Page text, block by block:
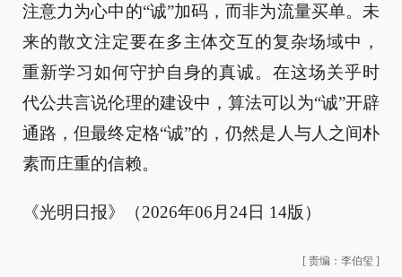
注意力为心中的“诚”加码，而非为流量买单。未
来的散文注定要在多主体交互的复杂场域中，
重新学习如何守护自身的真诚。在这场关乎时
代公共言说伦理的建设中，算法可以为“诚”开辟
通路，但最终定格“诚”的，仍然是人与人之间朴
素而庄重的信赖。
《光明日报》（2026年06月24日 14版）
[ 责编：李伯玺 ]